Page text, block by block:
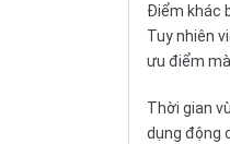
Điểm khác
Tuy nhiên
ưu điểm
Thời gian
dụng động